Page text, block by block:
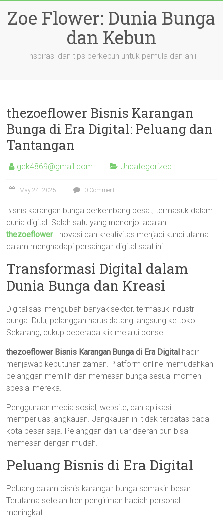
content
Zoe Flower: Dunia Bunga
dan Kebun
Inspirasi dan tips berkebun untuk pemula dan ahli
thezoeflower Bisnis Karangan
Bunga di Era Digital: Peluang dan
Tantangan
gek4869@gmail.com Uncategorized
May 24, 2025 0 Comment
Bisnis karangan bunga berkembang pesat, termasuk dalam
dunia digital. Salah satu yang menonjol adalah
thezoeflower. Inovasi dan kreativitas menjadi kunci utama
dalam menghadapi persaingan digital saat ini.
Transformasi Digital dalam
Dunia Bunga dan Kreasi
Digitalisasi mengubah banyak sektor, termasuk industri
bunga. Dulu, pelanggan harus datang langsung ke toko.
Sekarang, cukup beberapa klik melalui ponsel.
thezoeflower Bisnis Karangan Bunga di Era Digital hadir
menjawab kebutuhan zaman. Platform online memudahkan
pelanggan memilih dan memesan bunga sesuai momen
spesial mereka.
Penggunaan media sosial, website, dan aplikasi
memperluas jangkauan. Jangkauan ini tidak terbatas pada
kota besar saja. Pelanggan dari luar daerah pun bisa
memesan dengan mudah.
Peluang Bisnis di Era Digital
Peluang dalam bisnis karangan bunga semakin besar.
Terutama setelah tren pengiriman hadiah personal
meningkat.